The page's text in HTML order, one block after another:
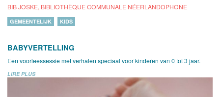
BIB JOSKE, BIBLIOTHÈQUE COMMUNALE NÉERLANDOPHONE
GEMEENTELIJK KIDS
BABYVERTELLING
Een voorleessessie met verhalen speciaal voor kinderen van 0 tot 3 jaar.
LIRE PLUS